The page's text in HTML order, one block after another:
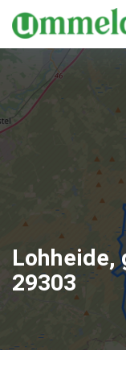
Lohheide,
29303